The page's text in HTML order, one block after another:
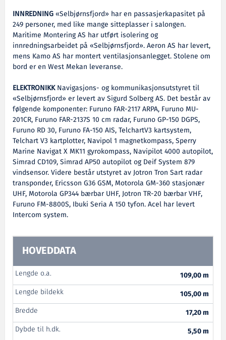
INNREDNING«Selbjørnsfjord» har en passasjerkapasitet på
249 personer, med like mange sitteplasser i salongen.
Maritime Montering AS har utført isolering og
innredningsarbeidet på «Selbjørnsfjord». Aeron AS har levert,
mens Kamo AS har montert ventilasjonsanlegget. Stolene om
bord er en West Mekan leveranse.
ELEKTRONIKKNavigasjons- og kommunikasjonsutstyret til
«Selbjørnsfjord» er levert av Sigurd Solberg AS. Det består av
følgende komponenter: Furuno FAR-2117 ARPA, Furuno MU-
201CR, Furuno FAR-2137S 10 cm radar, Furuno GP-150 DGPS,
Furuno RD 30, Furuno FA-150 AIS, TelchartV3 kartsystem,
Telchart V3 kartplotter, Navipol 1 magnetkompass, Sperry
Marine Navigat X MK11 gyrokompass, Navipilot 4000 autopilot,
Simrad CD109, Simrad AP50 autopilot og Deif System 879
vindsensor. Videre består utstyret av Jotron Tron Sart radar
transponder, Ericsson G36 GSM, Motorola GM-360 stasjonær
UHF, Motorola GP344 bærbar UHF, Jotron TR-20 bærbar VHF,
Furuno FM-8800S, Ibuki Seria A 150 tyfon. Acel har levert
Intercom system.
HOVEDDATA
Lengde o.a.
109,00 m
Lengde bildekk
105,00 m
Bredde
17,20 m
Dybde til h.dk.
5,50 m